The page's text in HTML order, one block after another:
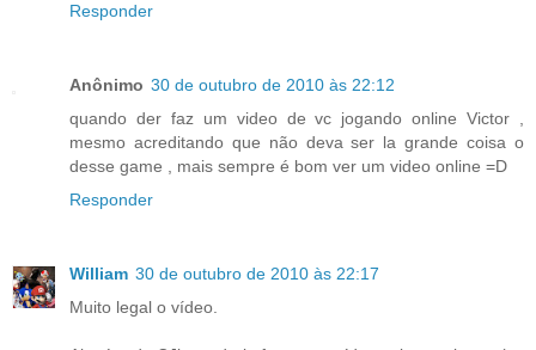
Responder
Anônimo 30 de outubro de 2010 às 22:12
quando der faz um video de vc jogando online Victor ,
mesmo acreditando que não deva ser la grande coisa o
desse game , mais sempre é bom ver um video online =D
Responder
William 30 de outubro de 2010 às 22:17
Muito legal o vídeo.